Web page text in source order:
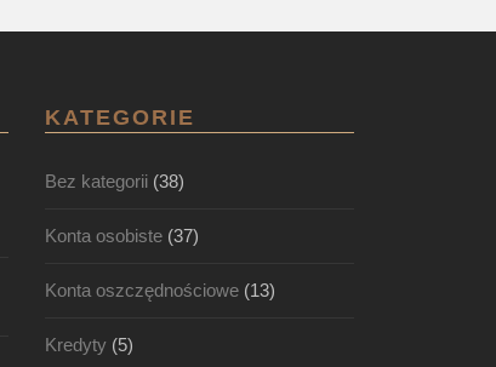
KATEGORIE
Bez kategorii (38)
Konta osobiste (37)
Konta oszczędnościowe (13)
Kredyty (5)